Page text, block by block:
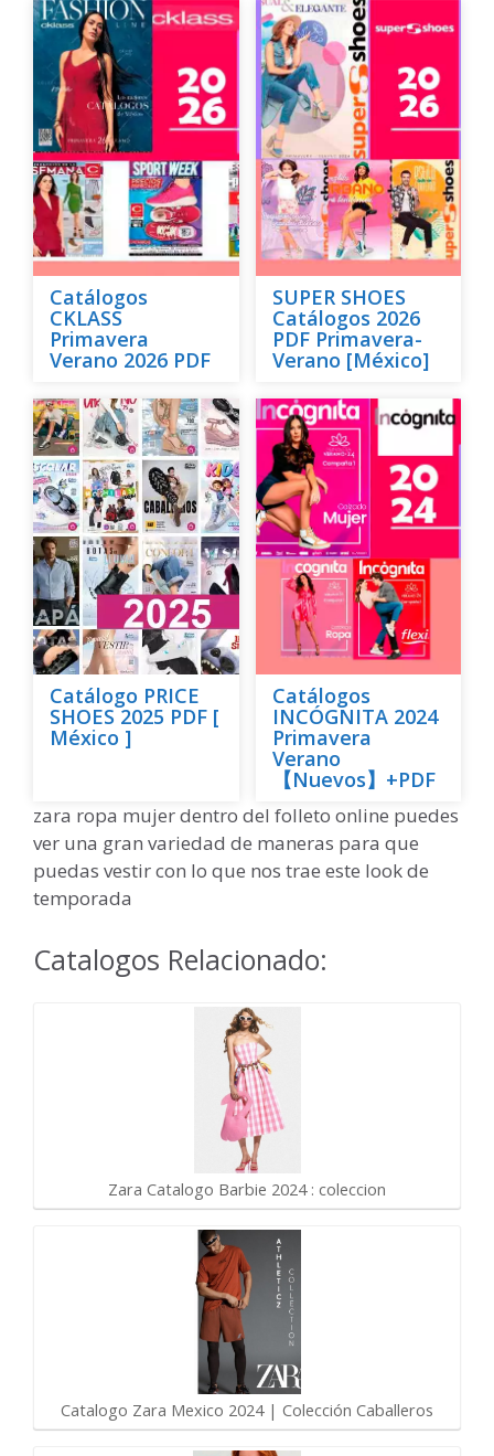
Catálogos
CKLASS
Primavera
Verano 2026 PDF
SUPER SHOES
Catálogos 2026
PDF Primavera-
Verano [México]
Catálogo PRICE
SHOES 2025 PDF [
México ]
Catálogos
INCÓGNITA 2024
Primavera
Verano
【Nuevos】+PDF
zara ropa mujer dentro del folleto online puedes
ver una gran variedad de maneras para que
puedas vestir con lo que nos trae este look de
temporada
Catalogos Relacionado:
Zara Catalogo Barbie 2024 : coleccion
Catalogo Zara Mexico 2024 | Colección Caballeros